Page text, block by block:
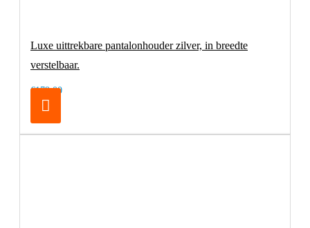
Luxe uittrekbare pantalonhouder zilver, in breedte
verstelbaar.
€179,00